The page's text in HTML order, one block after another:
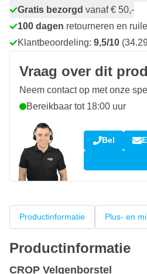
Gratis bezorgd vanaf € 50,-
100 dagen retourneren en
Klantbeoordeling: 9,5/10
Vraag over dit
Neem contact op met onze
Bereikbaar tot 18:00 uur
Bel
Productinformatie Plus- en
Productinformatie
CROP Velgenborstel